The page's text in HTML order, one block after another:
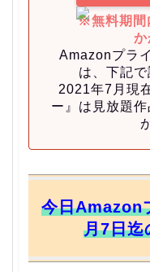
※無料期間
か
Amazonプラ
は、下記で
2021年7月現
ー』は見放題
今日Amazon
月7日迄